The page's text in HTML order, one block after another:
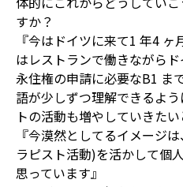
すか？
『今はドイツに来て1 年4
はレストランで働きながら
永住権の申請に必要なB1 ま
語が少しずつ理解できるよ
トの活動も増やしていきたい
『今漠然としてるイメージ
ラピスト活動)を活かして個
思っています』